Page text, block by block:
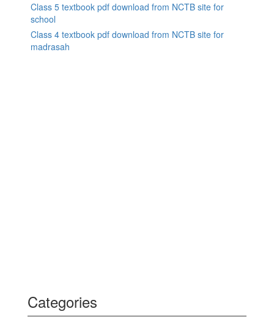
Class 5 textbook pdf download from NCTB site for
school
Class 4 textbook pdf download from NCTB site for
madrasah
Categories